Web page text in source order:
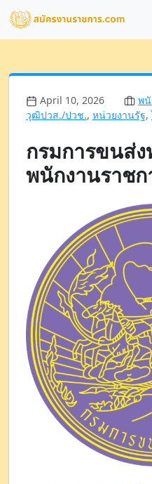
April 10, 2026 พ
วุฒิปวส./ปวช., หน่วยงานรัฐ,
กรมการขนส่ง
พนักงานราชก